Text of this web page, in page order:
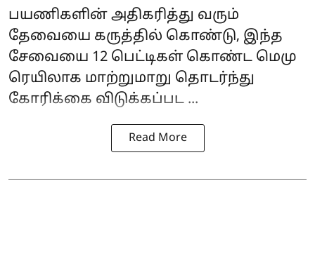
பயணிகளின் அதிகரித்து வரும்
தேவையை கருத்தில் கொண்டு, இந்த
சேவையை 12 பெட்டிகள் கொண்ட மெமு
ரெயிலாக மாற்றுமாறு தொடர்ந்து
கோரிக்கை விடுக்கப்பட ...
Read More